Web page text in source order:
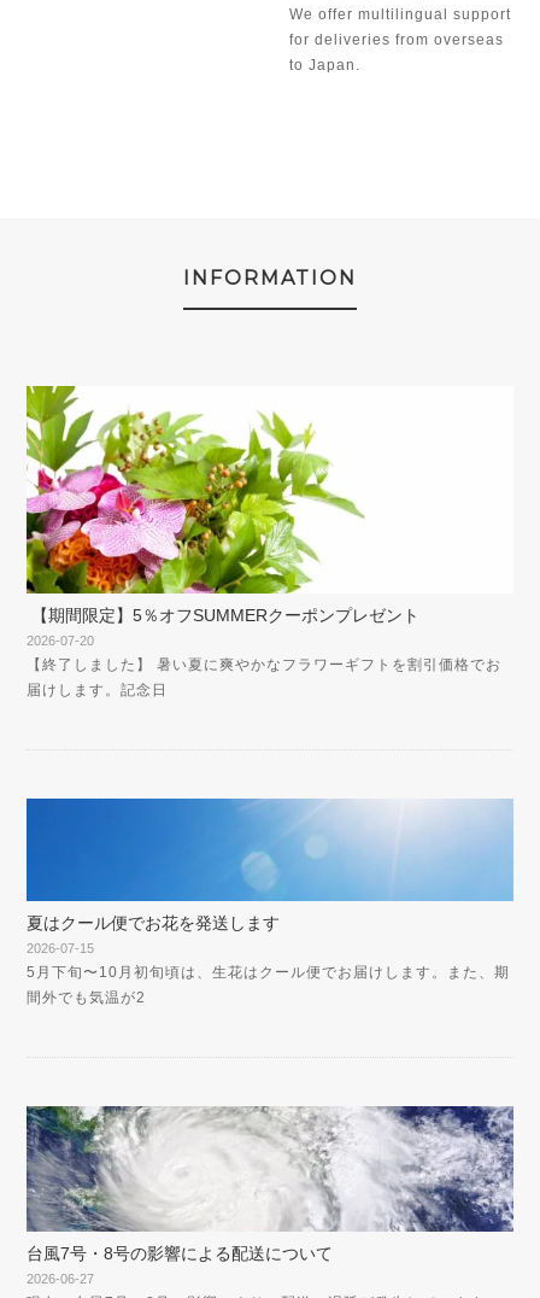
We offer multilingual support
for deliveries from overseas
to Japan.
INFORMATION
【期間限定】5％オフSUMMERクーポンプレゼント
2026-07-20
【終了しました】 暑い夏に爽やかなフラワーギフトを割引価格でお
届けします。記念日
夏はクール便でお花を発送します
2026-07-15
5月下旬〜10月初旬頃は、生花はクール便でお届けします。また、期
間外でも気温が2
台風7号・8号の影響による配送について
2026-06-27